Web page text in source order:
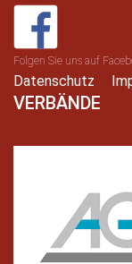
Folgen Sie uns auf
Datenschutz
VERBÄNDE